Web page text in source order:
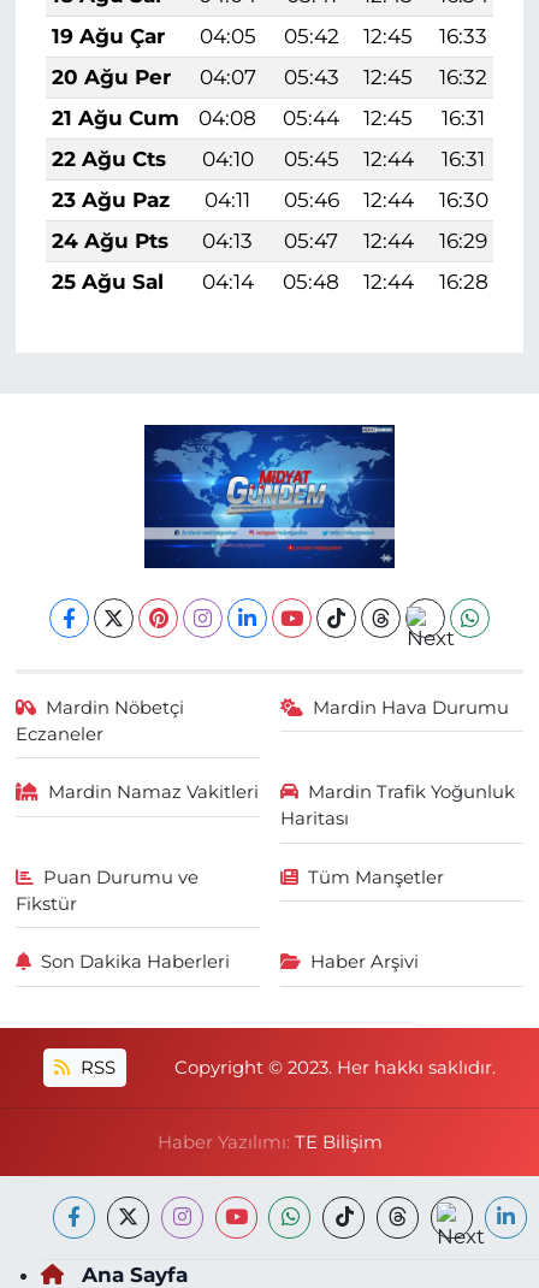
19 Ağu Çar
04:05 05:42 12:45 16:33
20 Ağu Per
04:07 05:43 12:45 16:32
21 Ağu Cum
04:08 05:44 12:45 16:31
22 Ağu Cts
04:10 05:45 12:44 16:31
23 Ağu Paz
04:11 05:46 12:44 16:30
24 Ağu Pts
04:13 05:47 12:44 16:29
25 Ağu Sal
04:14 05:48 12:44 16:28
Mardin Nöbetçi
Eczaneler
Mardin Hava Durumu
Mardin Namaz Vakitleri
Mardin Trafik Yoğunluk
Haritası
Puan Durumu ve
Fikstür
Tüm Manşetler
Son Dakika Haberleri Haber Arşivi
RSS Copyright © 2023. Her hakkı saklıdır.
Haber Yazılımı: TE Bilişim
Ana Sayfa